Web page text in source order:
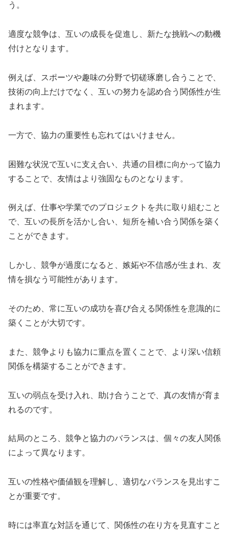
う。
適度な競争は、互いの成長を促進し、新たな挑戦への動機
付けとなります。
例えば、スポーツや趣味の分野で切磋琢磨し合うことで、
技術の向上だけでなく、互いの努力を認め合う関係性が生
まれます。
一方で、協力の重要性も忘れてはいけません。
困難な状況で互いに支え合い、共通の目標に向かって協力
することで、友情はより強固なものとなります。
例えば、仕事や学業でのプロジェクトを共に取り組むこと
で、互いの長所を活かし合い、短所を補い合う関係を築く
ことができます。
しかし、競争が過度になると、嫉妬や不信感が生まれ、友
情を損なう可能性があります。
そのため、常に互いの成功を喜び合える関係性を意識的に
築くことが大切です。
また、競争よりも協力に重点を置くことで、より深い信頼
関係を構築することができます。
互いの弱点を受け入れ、助け合うことで、真の友情が育ま
れるのです。
結局のところ、競争と協力のバランスは、個々の友人関係
によって異なります。
互いの性格や価値観を理解し、適切なバランスを見出すこ
とが重要です。
時には率直な対話を通じて、関係性の在り方を見直すこと